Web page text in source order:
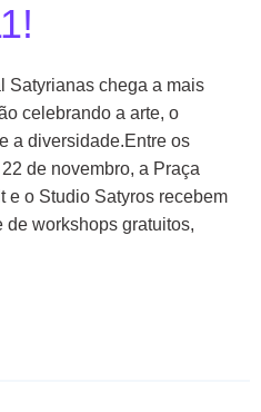
Satyrianas chega a mais
celebrando a arte, o
a diversidade.Entre os
de novembro, a Praça
e o Studio Satyros recebem
de workshops gratuitos,